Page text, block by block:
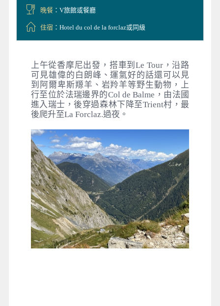
晚餐：V旅館或餐廳
住宿：Hotel du col de la forclaz或同級
上午從香摩尼出發，搭車到Le Tour，沿路
可見雄偉的白朗峰、運氣好的話還可以見
到阿爾卑斯羱羊、岩羚羊等野生動物，上
行至位於法瑞邊界的Col de Balme，由法國
進入瑞士，後穿過森林下降至Trient村，最
後爬升至La Forclaz.過夜。